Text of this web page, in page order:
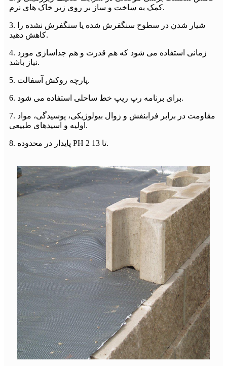
کمک به ساخت و ساز بر روی زیر خاک های نرم.
3. شیار شدن در سطوح سنگفرش شده یا سنگفرش نشده را
کاهش دهید.
4. زمانی استفاده می شود که هم قدرت و هم جداسازی مورد
نیاز باشد.
5. پارچه روکش آسفالت.
6. برای برنامه رپ ریپ خط ساحلی استفاده می شود.
7. مقاومت در برابر فرابنفش و زوال بیولوژیکی، پوسیدگی، مواد
اولیه و اسیدهای طبیعی.
8. پایدار در محدوده PH 2 تا 13.